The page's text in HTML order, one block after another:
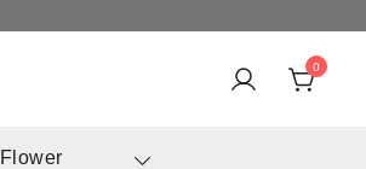
日送花服務、鮮花花束及花籃
0